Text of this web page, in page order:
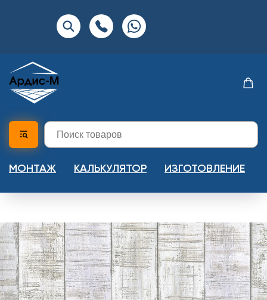
МОНТАЖ КАЛЬКУЛЯТОР ИЗГОТОВЛЕНИЕ